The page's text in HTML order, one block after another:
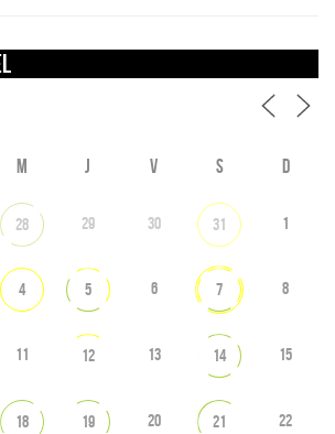
M J V S D
28 29 30 31 1
4 5 6 7 8
11 12 13 14 15
18 19 20 21 22